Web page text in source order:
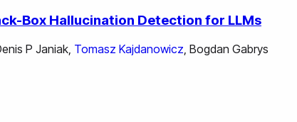
Box Hallucination Detection for LLMs
P Janiak Tomasz Kajdanowicz Bogdan Gabrys